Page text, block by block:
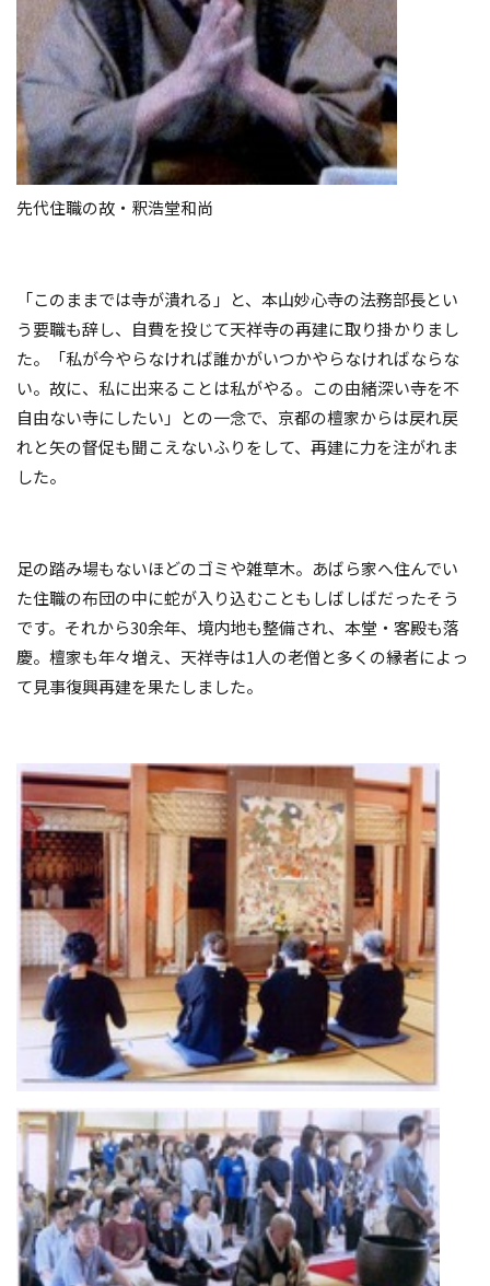
先代住職の故・釈浩堂和尚
「このままでは寺が潰れる」と、本山妙心寺の法務部長とい
う要職も辞し、自費を投じて天祥寺の再建に取り掛かりまし
た。「私が今やらなければ誰かがいつかやらなければならな
い。故に、私に出来ることは私がやる。この由緒深い寺を不
自由ない寺にしたい」との一念で、京都の檀家からは戻れ戻
れと矢の督促も聞こえないふりをして、再建に力を注がれま
した。
足の踏み場もないほどのゴミや雑草木。あばら家へ住んでい
た住職の布団の中に蛇が入り込むこともしばしばだったそう
です。それから30余年、境内地も整備され、本堂・客殿も落
慶。檀家も年々増え、天祥寺は1人の老僧と多くの縁者によっ
て見事復興再建を果たしました。